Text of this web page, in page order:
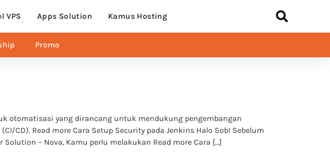
VPS Apps Solution Kamus Hosting
Promo
otomatisasi yang dirancang untuk mendukung pengembangan
Read more Cara Setup Security pada Jenkins Halo Sob! Sebelum
– Nova, Kamu perlu melakukan Read more Cara […]